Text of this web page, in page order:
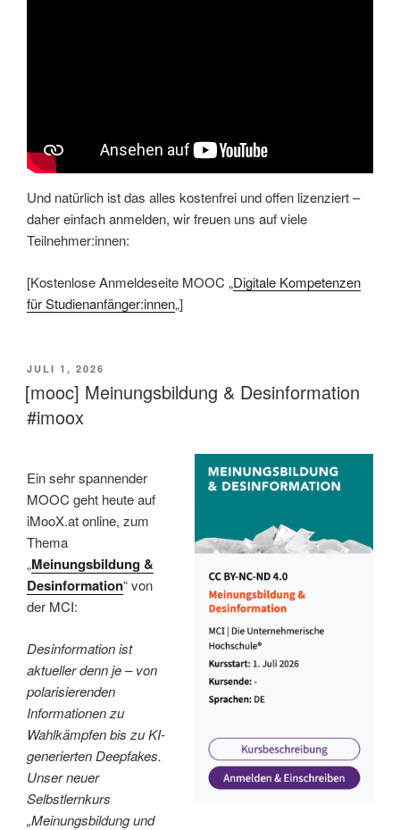
Und natürlich ist das alles kostenfrei und offen lizenziert –
daher einfach anmelden, wir freuen uns auf viele
Teilnehmer:innen:
[Kostenlose Anmeldeseite MOOC „Digitale Kompetenzen
für Studienanfänger:innen„]
VERÖFFENTLICHT
AM
JULI 1, 2026
[mooc] Meinungsbildung & Desinformation
#imoox
Ein sehr spannender
MOOC geht heute auf
iMooX.at online, zum
Thema
„Meinungsbildung &
Desinformation“ von
der MCI:
Desinformation ist
aktueller denn je – von
polarisierenden
Informationen zu
Wahlkämpfen bis zu KI-
generierten Deepfakes.
Unser neuer
Selbstlernkurs
„Meinungsbildung und